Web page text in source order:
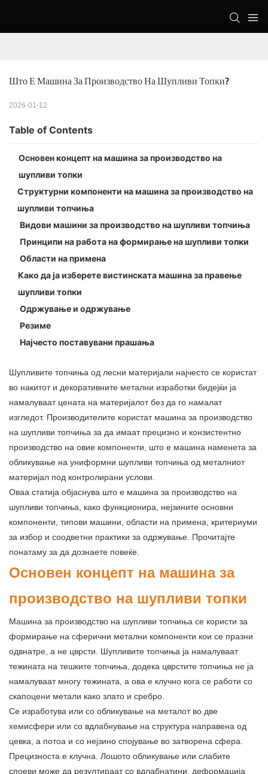
Што Е Машина За Производство На Шупливи Топки?
2026-01-12
Table of Contents
Основен концепт на машина за производство на
шупливи топки
Структурни компоненти на машина за производство на
шупливи топчиња
Видови машини за производство на шупливи топчиња
Принципи на работа на формирање на шупливи топки
Области на примена
Како да ја изберете вистинската машина за правење
шупливи топки
Одржување и одржување
Резиме
Најчесто поставувани прашања
Шупливите топчиња од лесни материјали најчесто се користат
во накитот и декоративните метални изработки бидејќи ја
намалуваат цената на материјалот без да го намалат
изгледот. Производителите користат машина за производство
на шупливи топчиња за да имаат прецизно и конзистентно
производство на овие компоненти, што е машина наменета за
обликување на униформни шупливи топчиња од металниот
материјал под контролирани услови.
Оваа статија објаснува што е машина за производство на
шупливи топчиња, како функционира, нејзините основни
компоненти, типови машини, области на примена, критериуми
за избор и соодветни практики за одржување. Прочитајте
понатаму за да дознаете повеќе.
Основен концепт на машина за
производство на шупливи топки
Машина за производство на шупливи топчиња се користи за
формирање на сферични метални компоненти кои се празни
одвнатре, а не цврсти. Шупливите топчиња ја намалуваат
тежината на тешките топчиња, додека цврстите топчиња не ја
намалуваат многу тежината, а ова е клучно кога се работи со
скапоцени метали како злато и сребро.
Се изработува или со обликување на металот во две
хемисфери или со вдлабнување на структура направена од
цевка, а потоа и со нејзино спојување во затворена сфера.
Прецизноста е клучна. Лошото обликување или слабите
споеви може да резултираат со вдлабнатини, деформација